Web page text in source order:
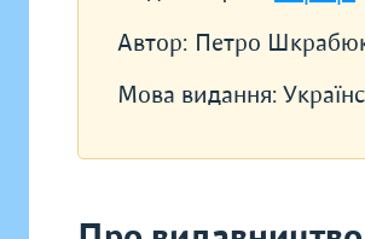
Автор: Петро
Мова видання: